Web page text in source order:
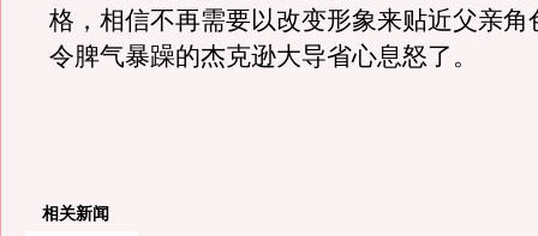
格，相信不再需要以改变形象来贴近父亲角
令脾气暴躁的杰克逊大导省心息怒了。
相关新闻